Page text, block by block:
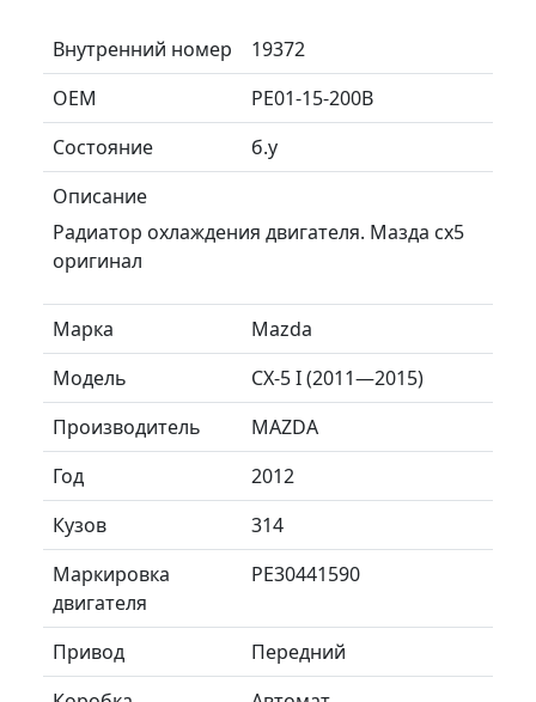
Внутренний номер
19372
ОЕМ
PE01-15-200B
Состояние
б.у
Описание
Радиатор охлаждения двигателя. Мазда сх5
оригинал
Марка
Mazda
Модель
CX-5 I (2011—2015)
Производитель
MAZDA
Год
2012
Кузов
314
Маркировка
двигателя
PE30441590
Привод
Передний